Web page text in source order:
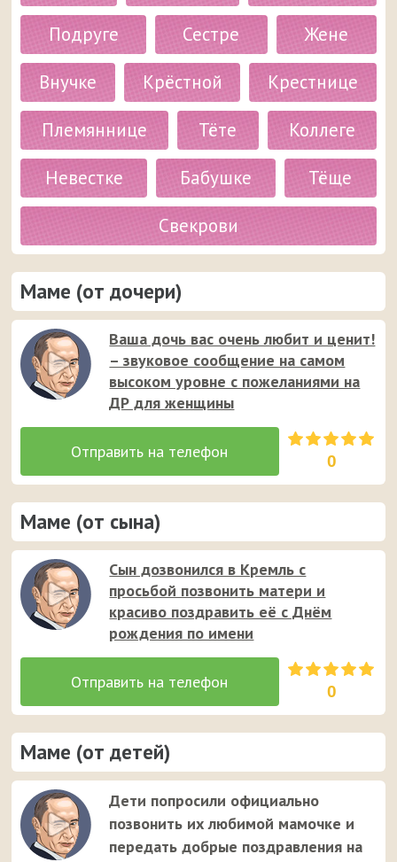
Подруге
Сестре
Жене
Внучке
Крёстной
Крестнице
Племяннице
Тёте
Коллеге
Невестке
Бабушке
Тёще
Свекрови
Маме (от дочери)
Ваша дочь вас очень любит и ценит!
– звуковое сообщение на самом
высоком уровне с пожеланиями на
ДР для женщины
0
Маме (от сына)
Сын дозвонился в Кремль с
просьбой позвонить матери и
красиво поздравить её с Днём
рождения по имени
0
Маме (от детей)
Дети попросили официально
позвонить их любимой мамочке и
передать добрые поздравления на